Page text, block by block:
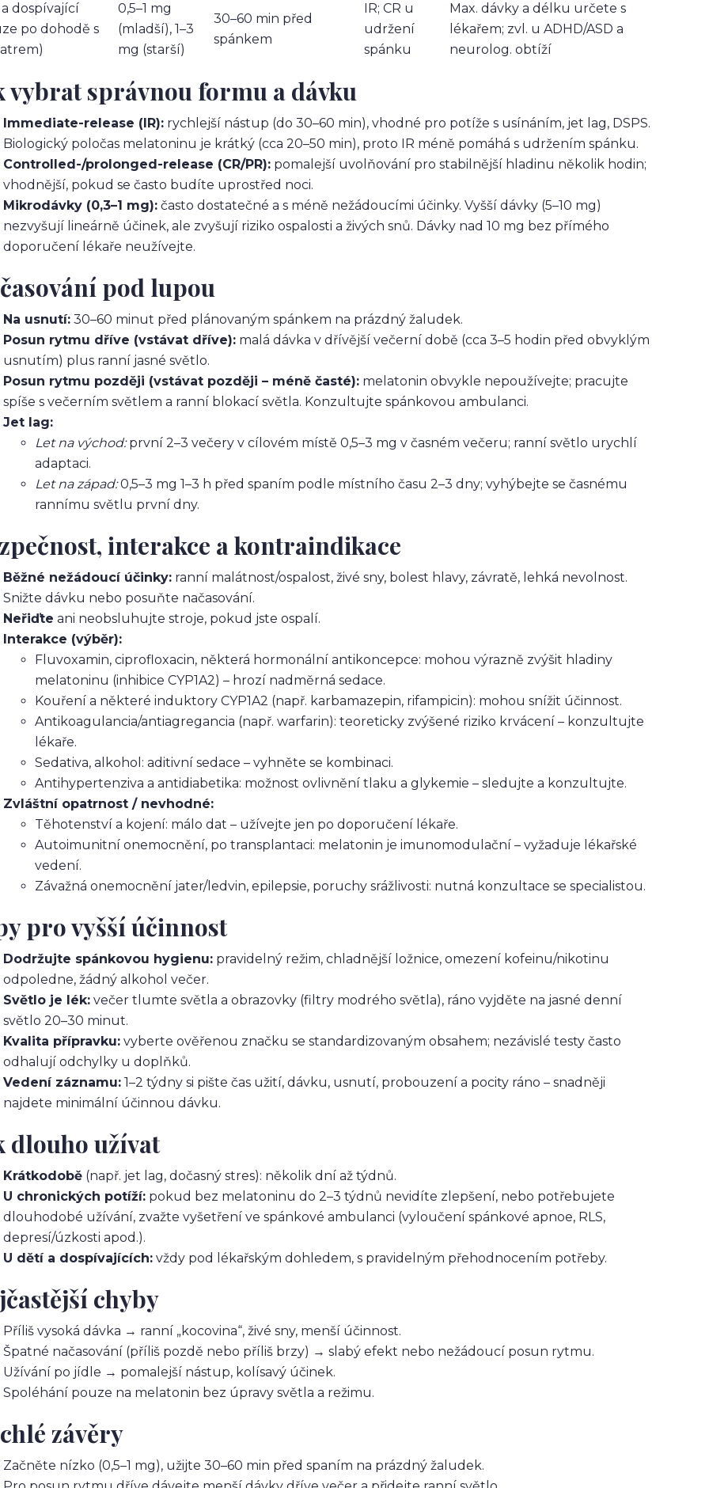
dospívající
po dohodě s
0,5–1 mg
(mladší), 1–3
mg (starší)
30–60 min před
spánkem
IR; CR u
udržení
spánku
Max. dávky a délku určete s
lékařem; zvl. u ADHD/ASD a
neurolog. obtíží
vybrat správnou formu a dávku
Immediate-release (IR): rychlejší nástup (do 30–60 min), vhodné pro potíže s usínáním, jet lag, DSPS.
Biologický poločas melatoninu je krátký (cca 20–50 min), proto IR méně pomáhá s udržením spánku.
Controlled-/prolonged-release (CR/PR): pomalejší uvolňování pro stabilnější hladinu několik hodin;
vhodnější, pokud se často budíte uprostřed noci.
Mikrodávky (0,3–1 mg): často dostatečné a s méně nežádoucími účinky. Vyšší dávky (5–10 mg)
nezvyšují lineárně účinek, ale zvyšují riziko ospalosti a živých snů. Dávky nad 10 mg bez přímého
doporučení lékaře neužívejte.
pod lupou
Na usnutí: 30–60 minut před plánovaným spánkem na prázdný žaludek.
Posun rytmu dříve (vstávat dříve): malá dávka v dřívější večerní době (cca 3–5 hodin před obvyklým
usnutím) plus ranní jasné světlo.
Posun rytmu později (vstávat později – méně časté): melatonin obvykle nepoužívejte; pracujte
spíše s večerním světlem a ranní blokací světla. Konzultujte spánkovou ambulanci.
Jet lag:
Let na východ:první 2–3 večery v cílovém místě 0,5–3 mg v časném večeru; ranní světlo urychlí
adaptaci.
Let na západ:0,5–3 mg 1–3 h před spaním podle místního času 2–3 dny; vyhýbejte se časnému
rannímu světlu první dny.
interakce a kontraindikace
Běžné nežádoucí účinky: ranní malátnost/ospalost, živé sny, bolest hlavy, závratě, lehká nevolnost.
Snižte dávku nebo posuňte načasování.
Neřiďte ani neobsluhujte stroje, pokud jste ospalí.
Interakce (výběr):
Fluvoxamin, ciprofloxacin, některá hormonální antikoncepce: mohou výrazně zvýšit hladiny
melatoninu (inhibice CYP1A2) – hrozí nadměrná sedace.
Kouření a některé induktory CYP1A2 (např. karbamazepin, rifampicin): mohou snížit účinnost.
Antikoagulancia/antiagregancia (např. warfarin): teoreticky zvýšené riziko krvácení – konzultujte
lékaře.
Sedativa, alkohol: aditivní sedace – vyhněte se kombinaci.
Antihypertenziva a antidiabetika: možnost ovlivnění tlaku a glykemie – sledujte a konzultujte.
Zvláštní opatrnost / nevhodné:
Těhotenství a kojení: málo dat – užívejte jen po doporučení lékaře.
Autoimunitní onemocnění, po transplantaci: melatonin je imunomodulační – vyžaduje lékařské
vedení.
Závažná onemocnění jater/ledvin, epilepsie, poruchy srážlivosti: nutná konzultace se specialistou.
pro vyšší účinnost
Dodržujte spánkovou hygienu: pravidelný režim, chladnější ložnice, omezení kofeinu/nikotinu
odpoledne, žádný alkohol večer.
Světlo je lék: večer tlumte světla a obrazovky (filtry modrého světla), ráno vyjděte na jasné denní
světlo 20–30 minut.
Kvalita přípravku: vyberte ověřenou značku se standardizovaným obsahem; nezávislé testy často
odhalují odchylky u doplňků.
Vedení záznamu: 1–2 týdny si pište čas užití, dávku, usnutí, probouzení a pocity ráno – snadněji
najdete minimální účinnou dávku.
dlouho užívat
Krátkodobě (např. jet lag, dočasný stres): několik dní až týdnů.
U chronických potíží: pokud bez melatoninu do 2–3 týdnů nevidíte zlepšení, nebo potřebujete
dlouhodobé užívání, zvažte vyšetření ve spánkové ambulanci (vyloučení spánkové apnoe, RLS,
depresí/úzkosti apod.).
U dětí a dospívajících: vždy pod lékařským dohledem, s pravidelným přehodnocením potřeby.
chyby
Příliš vysoká dávka → ranní „kocovina“, živé sny, menší účinnost.
Špatné načasování (příliš pozdě nebo příliš brzy) → slabý efekt nebo nežádoucí posun rytmu.
Užívání po jídle → pomalejší nástup, kolísavý účinek.
Spoléhání pouze na melatonin bez úpravy světla a režimu.
závěry
Začněte nízko (0,5–1 mg), užijte 30–60 min před spaním na prázdný žaludek.